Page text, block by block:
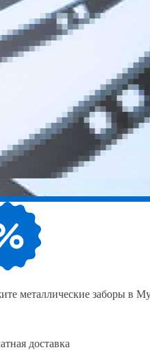
металлические заборы в
доставка